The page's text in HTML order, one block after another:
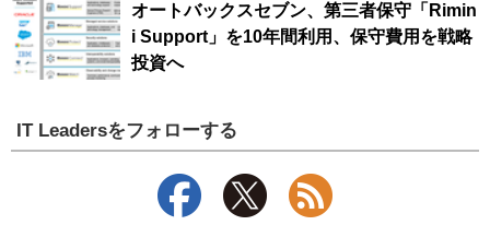
オートバックスセブン、第三者保守「Rimin
i Support」を10年間利用、保守費用を戦略
投資へ
IT Leadersをフォローする